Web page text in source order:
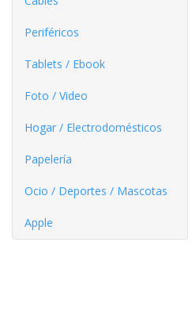
Periféricos
Tablets / Ebook
Foto / Video
Hogar / Electrodomésticos
Papelería
Ocio / Deportes / Mascotas
Apple